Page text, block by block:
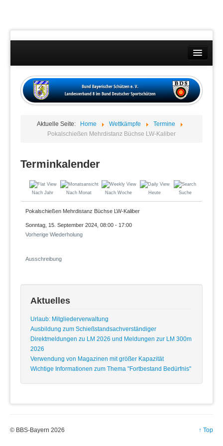
Wettkämpfe
Datenschutzübersicht
Aktuelle Seite: Home Wettkämpfe
Termine
Pokalschießen Mehrdistanz Büchse LW-Kaliber
Terminkalender
Nach Jahr Nach Monat Nach Woche Heute Suche
Pokalschießen Mehrdistanz Büchse LW-Kaliber
Sonntag, 15. September 2024, 08:00 - 17:00
Vorherige Wiederholung
Ausschreibung
Aktuelles
Urlaub: Mitgliederverwaltung
Ausbildung zum Schießstandsachverständiger
Direktmeldungen zu LM 2026 und Meldungen zur LM 300m
2026
Verwendung von Magazinen mit größer Kapazität
Wichtige Informationen zum Thema "Fortbestand Bedürfnis"
↑ Top
© BBS-Bayern 2026